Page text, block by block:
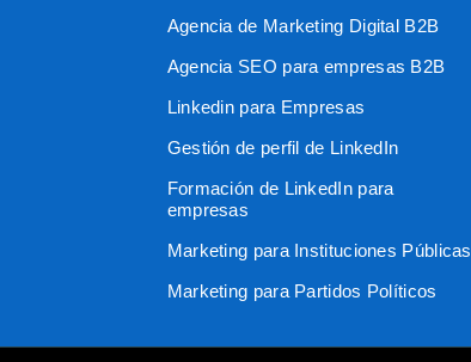
Agencia de Marketing Digital B2B
Agencia SEO para empresas B2B
Linkedin para Empresas
Gestión de perfil de LinkedIn
Formación de LinkedIn para
empresas
Marketing para Instituciones Públicas
Marketing para Partidos Políticos